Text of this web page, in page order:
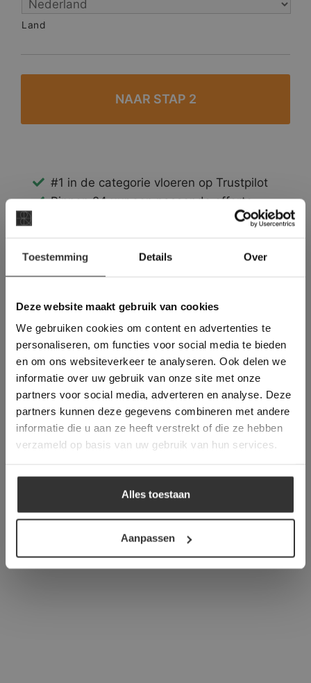
Toestemming Details Over
Deze website maakt gebruik van cookies
We gebruiken cookies om content en advertenties te
personaliseren, om functies voor social media te bieden
en om ons websiteverkeer te analyseren. Ook delen we
informatie over uw gebruik van onze site met onze
partners voor social media, adverteren en analyse. Deze
partners kunnen deze gegevens combineren met andere
informatie die u aan ze heeft verstrekt of die ze hebben
verzameld op basis van uw gebruik van hun services.
Alles toestaan
Aanpassen
Land
#1 in de categorie vloeren op Trustpilot
Binnen 24 uur een passende offerte
Legwerk vanuit het tegelzettersgilde
Meer dan 500 m2 showtuin
Deze website maakt
gebruik van cookies.
This Cookie Banner was deleted and is no
longer working. Please contact the website
administrator.
Deze website gebruikt cookies om de
gebruikerservaring te verbeteren. Door
gebruik te maken van onze website geeft u
toestemming voor alle cookies in
overeenstemming met ons cookiebeleid.Lees
verder
ALLES ACCEPTEREN
ALLES AFWIJZEN
DETAILS WEERGEVEN